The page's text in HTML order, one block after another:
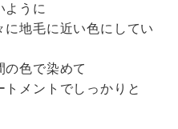
ように
地毛に近い色にしてい
の色で染めて
メントでしっかりと